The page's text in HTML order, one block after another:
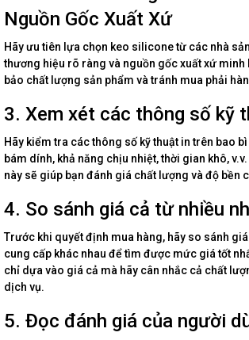
Nguồn Gốc Xuất Xứ
Hãy ưu tiên lựa chọn keo silicone từ các nhà
thương hiệu rõ ràng và nguồn gốc xuất xứ minh
bảo chất lượng sản phẩm và tránh mua phải
3. Xem xét các thông số kỹ
Hãy kiểm tra các thông số kỹ thuật in trên bao
bám dính, khả năng chịu nhiệt, thời gian khô,
này sẽ giúp bạn đánh giá chất lượng và độ bền
4. So sánh giá cả từ nhiều
Trước khi quyết định mua hàng, hãy so sánh
cung cấp khác nhau để tìm được mức giá tốt
chỉ dựa vào giá cả mà hãy cân nhắc cả chất
dịch vụ.
5. Đọc đánh giá của người